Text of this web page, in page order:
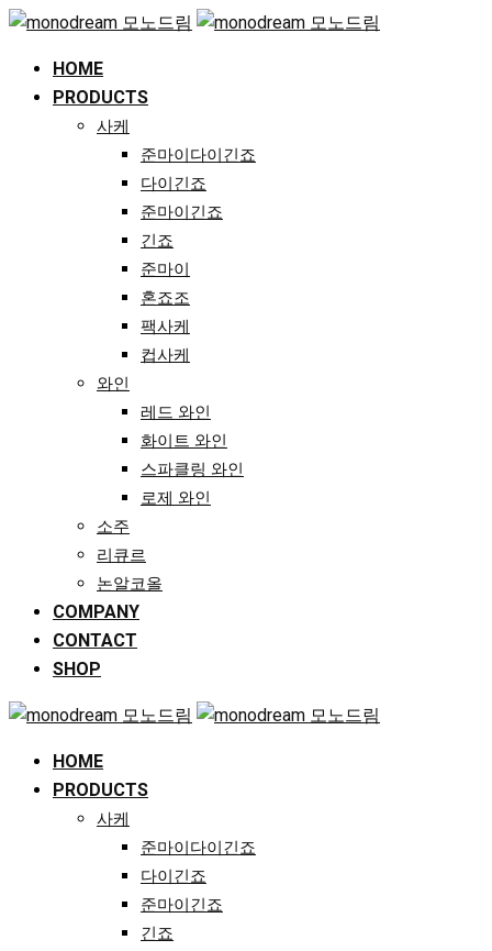
Skip
contentHOME
PRODUCTS
사케
준마이다이긴죠
다이긴죠
준마이긴죠
긴죠
준마이
혼죠조
팩사케
컵사케
와인
레드 와인
화이트 와인
스파클링 와인
로제 와인
소주
리큐르
논알코올
COMPANY
CONTACT
SHOP
HOME
PRODUCTS
사케
준마이다이긴죠
다이긴죠
준마이긴죠
긴죠